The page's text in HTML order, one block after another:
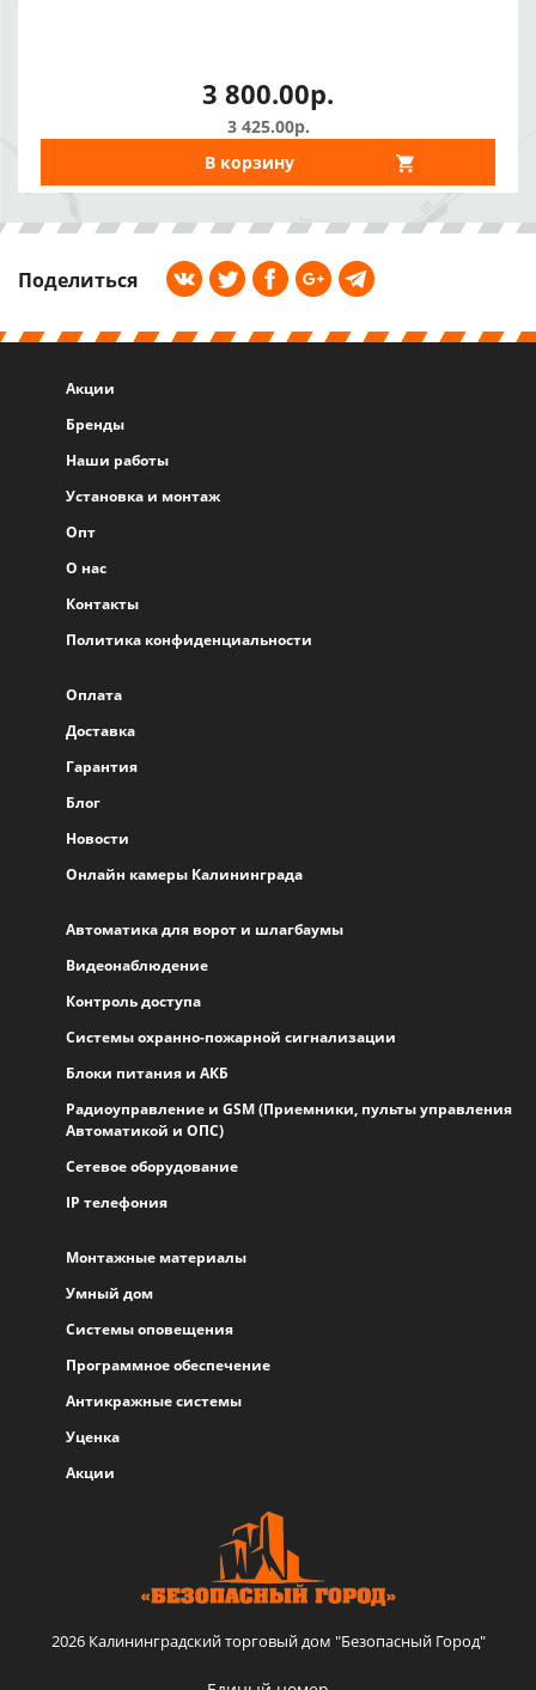
3 800.00р.
3 425.00р.
В корзину
Поделиться
Акции
Бренды
Наши работы
Установка и монтаж
Опт
О нас
Контакты
Политика конфиденциальности
Оплата
Доставка
Гарантия
Блог
Новости
Онлайн камеры Калининграда
Автоматика для ворот и шлагбаумы
Видеонаблюдение
Контроль доступа
Системы охранно-пожарной сигнализации
Блоки питания и АКБ
Радиоуправление и GSM (Приемники, пульты управления
Автоматикой и ОПС)
Сетевое оборудование
IP телефония
Монтажные материалы
Умный дом
Системы оповещения
Программное обеспечение
Антикражные системы
Уценка
Акции
2026 Калининградский торговый дом "Безопасный Город"